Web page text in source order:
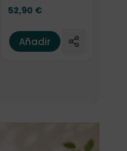
52,90 €
Añadir